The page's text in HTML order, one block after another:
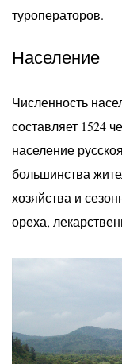
туроператоров.
Население
Численность
составляет 1524
население
большинства
хозяйства и
ореха,